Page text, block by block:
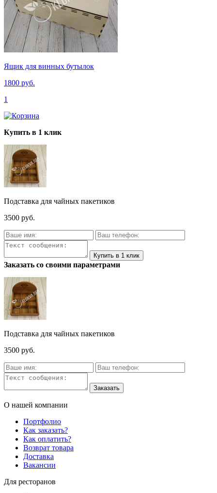
Ящик для винных бутылок
1800 руб.
1
Купить в 1 клик
Подставка для чайных пакетиков
3500 руб.
Заказать со своими параметрами
Подставка для чайных пакетиков
3500 руб.
О нашей компании
Портфолио
Как заказать?
Как оплатить?
Возврат товара
Доставка
Вакансии
Для ресторанов